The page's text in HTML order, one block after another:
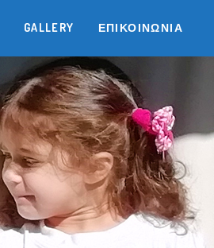
GALLERY ΕΠΙΚΟΙΝΩΝΊΑ